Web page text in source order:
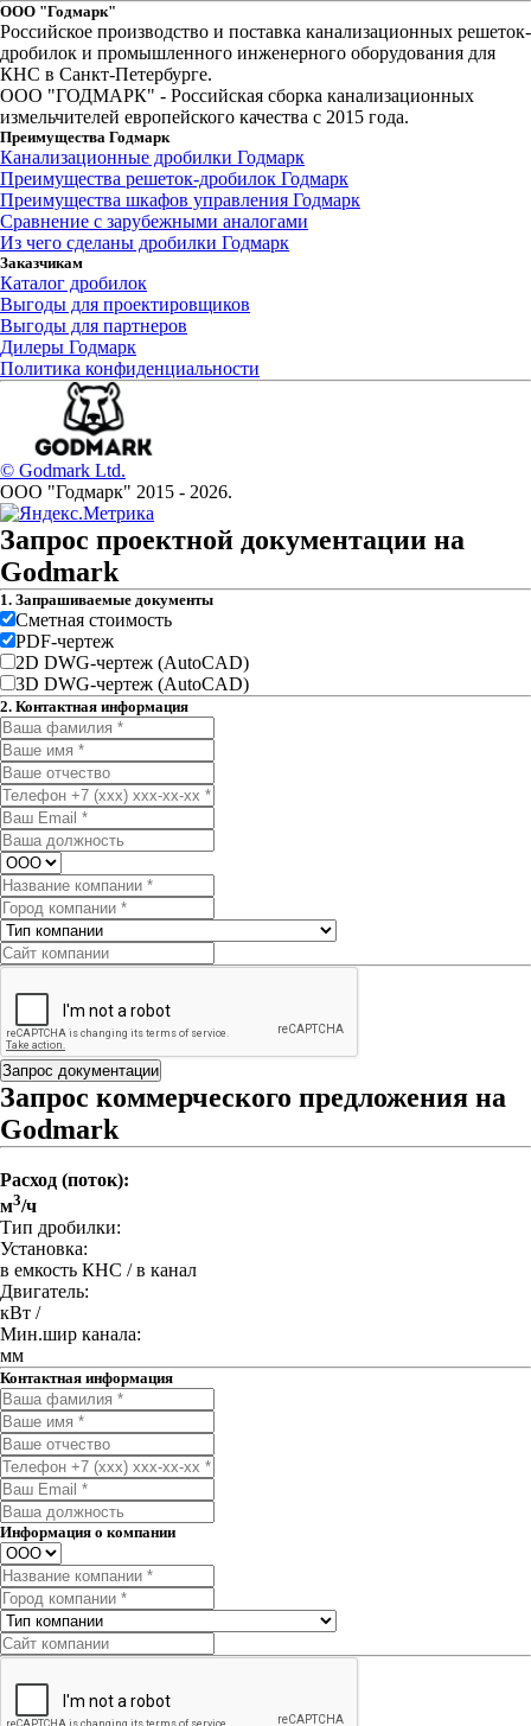
ООО "Годмарк"
Российское производство и поставка канализационных решеток-
дробилок и промышленного инженерного оборудования для
КНС в Санкт-Петербурге.
ООО "ГОДМАРК" - Российская сборка канализационных
измельчителей европейского качества с 2015 года.
Преимущества Годмарк
Канализационные дробилки Годмарк
Преимущества решеток-дробилок Годмарк
Преимущества шкафов управления Годмарк
Сравнение с зарубежными аналогами
Из чего сделаны дробилки Годмарк
Заказчикам
Каталог дробилок
Выгоды для проектировщиков
Выгоды для партнеров
Дилеры Годмарк
Политика конфиденциальности
© Godmark Ltd.
ООО "Годмарк" 2015 - 2026.
Запрос проектной документации на
Godmark
1. Запрашиваемые документы
Сметная стоимость
PDF-чертеж
2D DWG-чертеж (AutoCAD)
3D DWG-чертеж (AutoCAD)
2. Контактная информация
Запрос документации
Запрос коммерческого предложения на
Godmark
Расход (поток):
м3/ч
Тип дробилки:
Установка:
в емкость КНС / в канал
Двигатель:
кВт /
Мин.шир канала:
мм
Контактная информация
Информация о компании